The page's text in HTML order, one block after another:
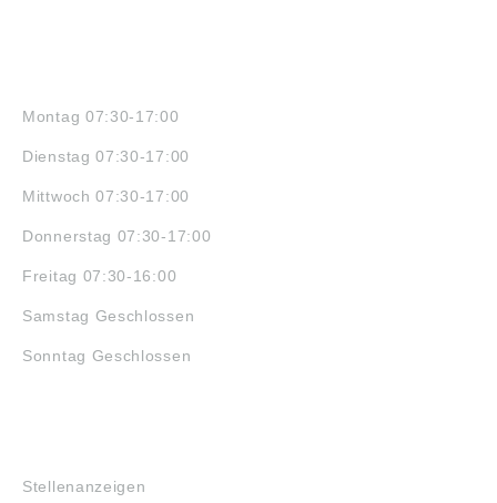
Montag 07:30-17:00
Dienstag 07:30-17:00
Mittwoch 07:30-17:00
Donnerstag 07:30-17:00
Freitag 07:30-16:00
Samstag Geschlossen
Sonntag Geschlossen
Stellenanzeigen